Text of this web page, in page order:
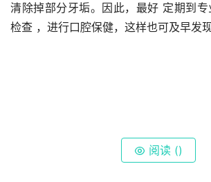
清除掉部分牙垢。因此，最好 定期到
检查 ，进行口腔保健，这样也可及早发
阅读 ()